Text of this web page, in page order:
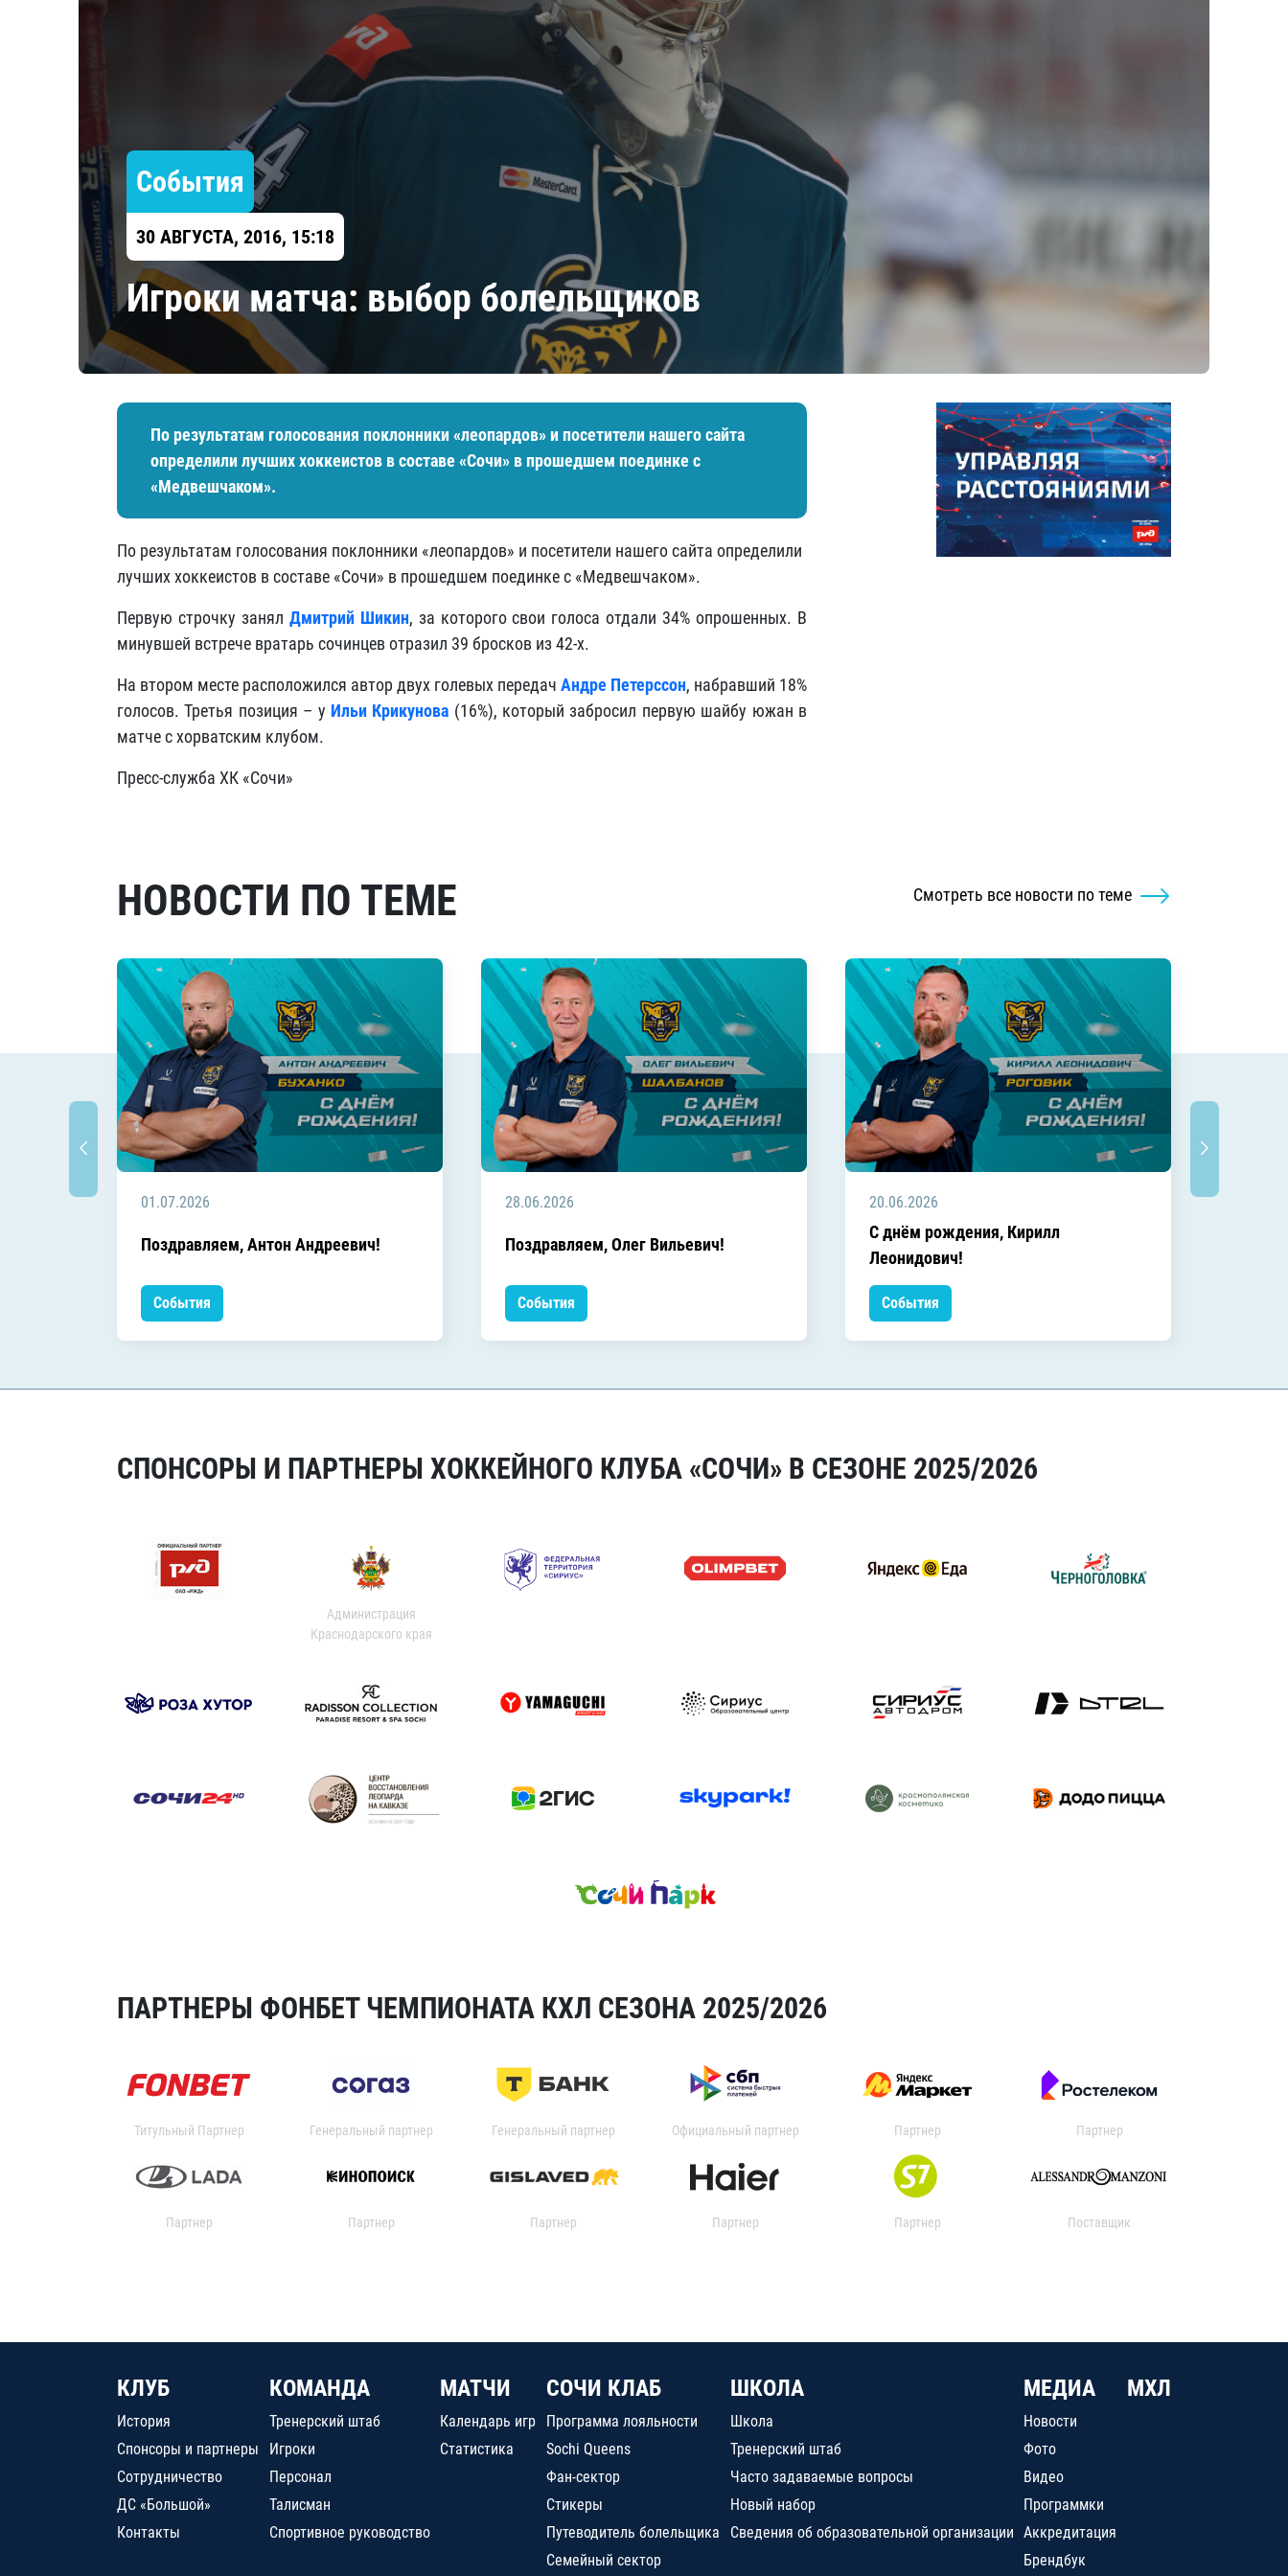
Шанхайские Драконы
Амур
Салават Юлаев
События
30 АВГУСТА, 2016, 15:18
Игроки матча: выбор болельщиков
По результатам голосования поклонники «леопардов» и посетители нашего сайта
определили лучших хоккеистов в составе «Сочи» в прошедшем поединке с
«Медвешчаком».
По результатам голосования поклонники «леопардов» и посетители нашего сайта определили
лучших хоккеистов в составе «Сочи» в прошедшем поединке с «Медвешчаком».
Первую строчку занял Дмитрий Шикин, за которого свои голоса отдали 34% опрошенных. В
минувшей встрече вратарь сочинцев отразил 39 бросков из 42-х.
На втором месте расположился автор двух голевых передач Андре Петерссон, набравший 18%
голосов. Третья позиция – у Ильи Крикунова (16%), который забросил первую шайбу южан в
матче с хорватским клубом.
Пресс-служба ХК «Сочи»
НОВОСТИ ПО ТЕМЕ Смотреть все новости по теме
01.07.2026
Поздравляем, Антон Андреевич!
События
28.06.2026
Поздравляем, Олег Вильевич!
События
20.06.2026
C днём рождения, Кирилл
Леонидович!
События
СПОНСОРЫ И ПАРТНЕРЫ ХОККЕЙНОГО КЛУБА «СОЧИ» В СЕЗОНЕ 2025/2026
Администрация
Краснодарского края
ПАРТНЕРЫ ФОНБЕТ ЧЕМПИОНАТА КХЛ СЕЗОНА 2025/2026
Титульный Партнер Генеральный партнер Генеральный партнер Официальный партнер Партнер Партнер
Партнер Партнер Партнер Партнер Партнер Поставщик
КЛУБ
История
Спонсоры и партнеры
Сотрудничество
ДС «Большой»
Контакты
КОМАНДА
Тренерский штаб
Игроки
Персонал
Талисман
Спортивное руководство
МАТЧИ
Календарь игр
Статистика
СОЧИ КЛАБ
Программа лояльности
Sochi Queens
Фан-сектор
Стикеры
Путеводитель болельщика
Семейный сектор
ШКОЛА
Школа
Тренерский штаб
Часто задаваемые вопросы
Новый набор
Сведения об образовательной организации
МЕДИА
Новости
Фото
Видео
Программки
Аккредитация
Брендбук
МХЛ